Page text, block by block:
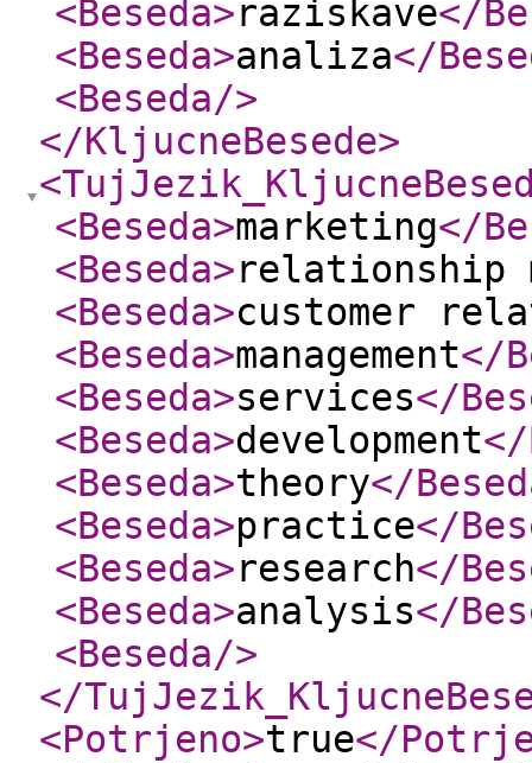
<Beseda>raziskave</
<Beseda>analiza</
<Beseda/>
</KljucneBesede>
<Beseda>marketing</
<Beseda>relationship
<Beseda>customer
<Beseda>management</
<Beseda>services</
<Beseda>development</
<Beseda>theory</
<Beseda>practice</
<Beseda>research</
<Beseda>analysis</
<Beseda/>
</
<Potrjeno>true</